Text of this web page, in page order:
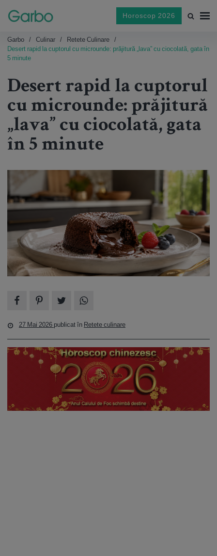
Horoscop 2026
Garbo Culinar
Retete Culinare
Desert rapid la cuptorul cu microunde: prăjitură „lava” cu ciocolată, gata în
5 minute
Desert rapid la cuptorul
cu microunde: prăjitură
„lava” cu ciocolată, gata
în 5 minute
27 Mai 2026 publicat în Retete culinare